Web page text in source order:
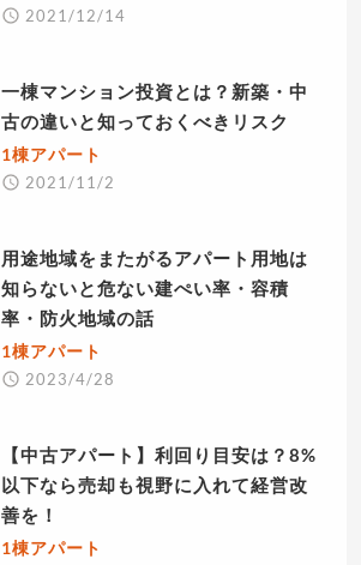
2021/12/14
一棟マンション投資とは？新築・中
古の違いと知っておくべきリスク
1棟アパート
2021/11/2
用途地域をまたがるアパート用地は
知らないと危ない建ぺい率・容積
率・防火地域の話
1棟アパート
2023/4/28
【中古アパート】利回り目安は？8%
以下なら売却も視野に入れて経営改
善を！
1棟アパート